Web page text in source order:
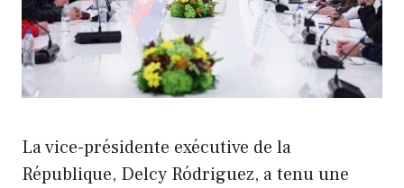
La vice-présidente exécutive de la
République, Delcy Ródriguez, a tenu une